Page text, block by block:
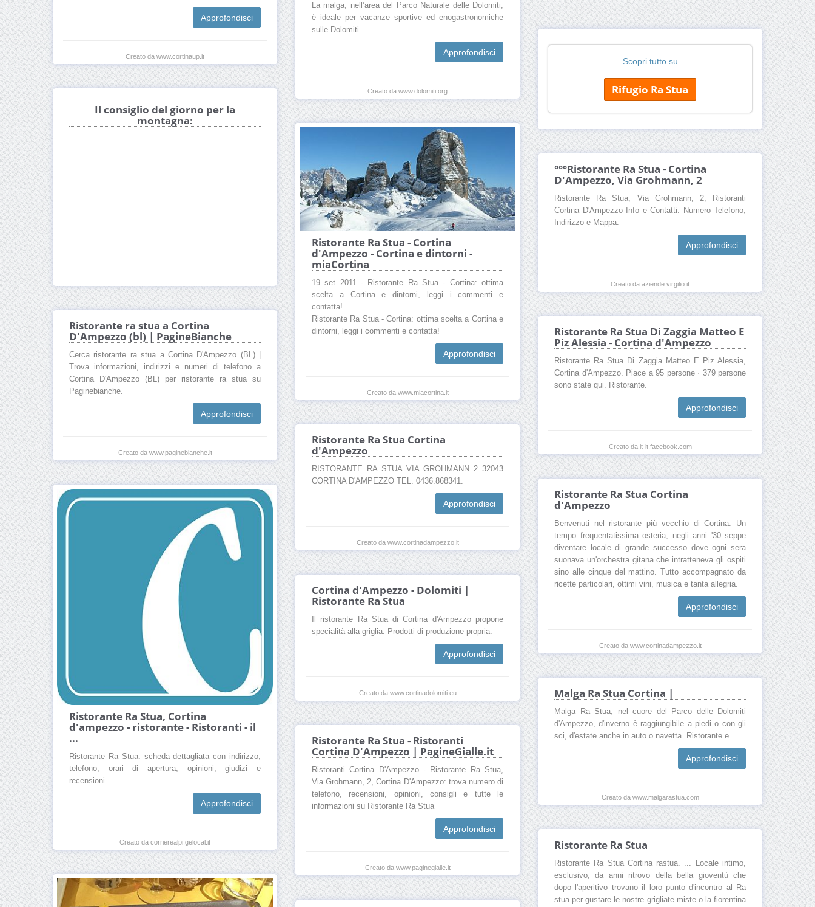
Approfondisci
Creato da www.cortinaup.it
La malga, nell’area del Parco Naturale delle Dolomiti,
è ideale per vacanze sportive ed enogastronomiche
sulle Dolomiti.
Approfondisci
Creato da www.dolomiti.org
Scopri tutto su
Rifugio Ra Stua
Il consiglio del giorno per la
montagna:
Ristorante Ra Stua - Cortina
d'Ampezzo - Cortina e dintorni -
miaCortina
19 set 2011 - Ristorante Ra Stua - Cortina: ottima
scelta a Cortina e dintorni, leggi i commenti e
contatta!
Ristorante Ra Stua - Cortina: ottima scelta a Cortina e
dintorni, leggi i commenti e contatta!
Approfondisci
Creato da www.miacortina.it
°°°Ristorante Ra Stua - Cortina
D'Ampezzo, Via Grohmann, 2
Ristorante Ra Stua, Via Grohmann, 2, Ristoranti
Cortina D'Ampezzo Info e Contatti: Numero Telefono,
Indirizzo e Mappa.
Approfondisci
Creato da aziende.virgilio.it
Ristorante ra stua a Cortina
D'Ampezzo (bl) | PagineBianche
Cerca ristorante ra stua a Cortina D'Ampezzo (BL) |
Trova informazioni, indirizzi e numeri di telefono a
Cortina D'Ampezzo (BL) per ristorante ra stua su
Paginebianche.
Approfondisci
Creato da www.paginebianche.it
Ristorante Ra Stua Di Zaggia Matteo E
Piz Alessia - Cortina d'Ampezzo
Ristorante Ra Stua Di Zaggia Matteo E Piz Alessia,
Cortina d'Ampezzo. Piace a 95 persone · 379 persone
sono state qui. Ristorante.
Approfondisci
Creato da it-it.facebook.com
Ristorante Ra Stua Cortina
d'Ampezzo
RISTORANTE RA STUA VIA GROHMANN 2 32043
CORTINA D'AMPEZZO TEL. 0436.868341.
Approfondisci
Creato da www.cortinadampezzo.it
Ristorante Ra Stua Cortina
d'Ampezzo
Benvenuti nel ristorante più vecchio di Cortina. Un
tempo frequentatissima osteria, negli anni '30 seppe
diventare locale di grande successo dove ogni sera
suonava un'orchestra gitana che intratteneva gli ospiti
sino alle cinque del mattino. Tutto accompagnato da
ricette particolari, ottimi vini, musica e tanta allegria.
Approfondisci
Creato da www.cortinadampezzo.it
Ristorante Ra Stua, Cortina
d'ampezzo - ristorante - Ristoranti - il
...
Ristorante Ra Stua: scheda dettagliata con indirizzo,
telefono, orari di apertura, opinioni, giudizi e
recensioni.
Approfondisci
Creato da corrierealpi.gelocal.it
Cortina d'Ampezzo - Dolomiti |
Ristorante Ra Stua
Il ristorante Ra Stua di Cortina d'Ampezzo propone
specialità alla griglia. Prodotti di produzione propria.
Approfondisci
Creato da www.cortinadolomiti.eu Malga Ra Stua Cortina |
Malga Ra Stua, nel cuore del Parco delle Dolomiti
d'Ampezzo, d'inverno è raggiungibile a piedi o con gli
sci, d'estate anche in auto o navetta. Ristorante e.
Approfondisci
Creato da www.malgarastua.com
Ristorante Ra Stua - Ristoranti
Cortina D'Ampezzo | PagineGialle.it
Ristoranti Cortina D'Ampezzo - Ristorante Ra Stua,
Via Grohmann, 2, Cortina D'Ampezzo: trova numero di
telefono, recensioni, opinioni, consigli e tutte le
informazioni su Ristorante Ra Stua
Approfondisci
Creato da www.paginegialle.it
Ristorante Ra Stua
Ristorante Ra Stua Cortina rastua. ... Locale intimo,
esclusivo, da anni ritrovo della bella gioventù che
dopo l'aperitivo trovano il loro punto d'incontro al Ra
stua per gustare le nostre grigliate miste o la fiorentina